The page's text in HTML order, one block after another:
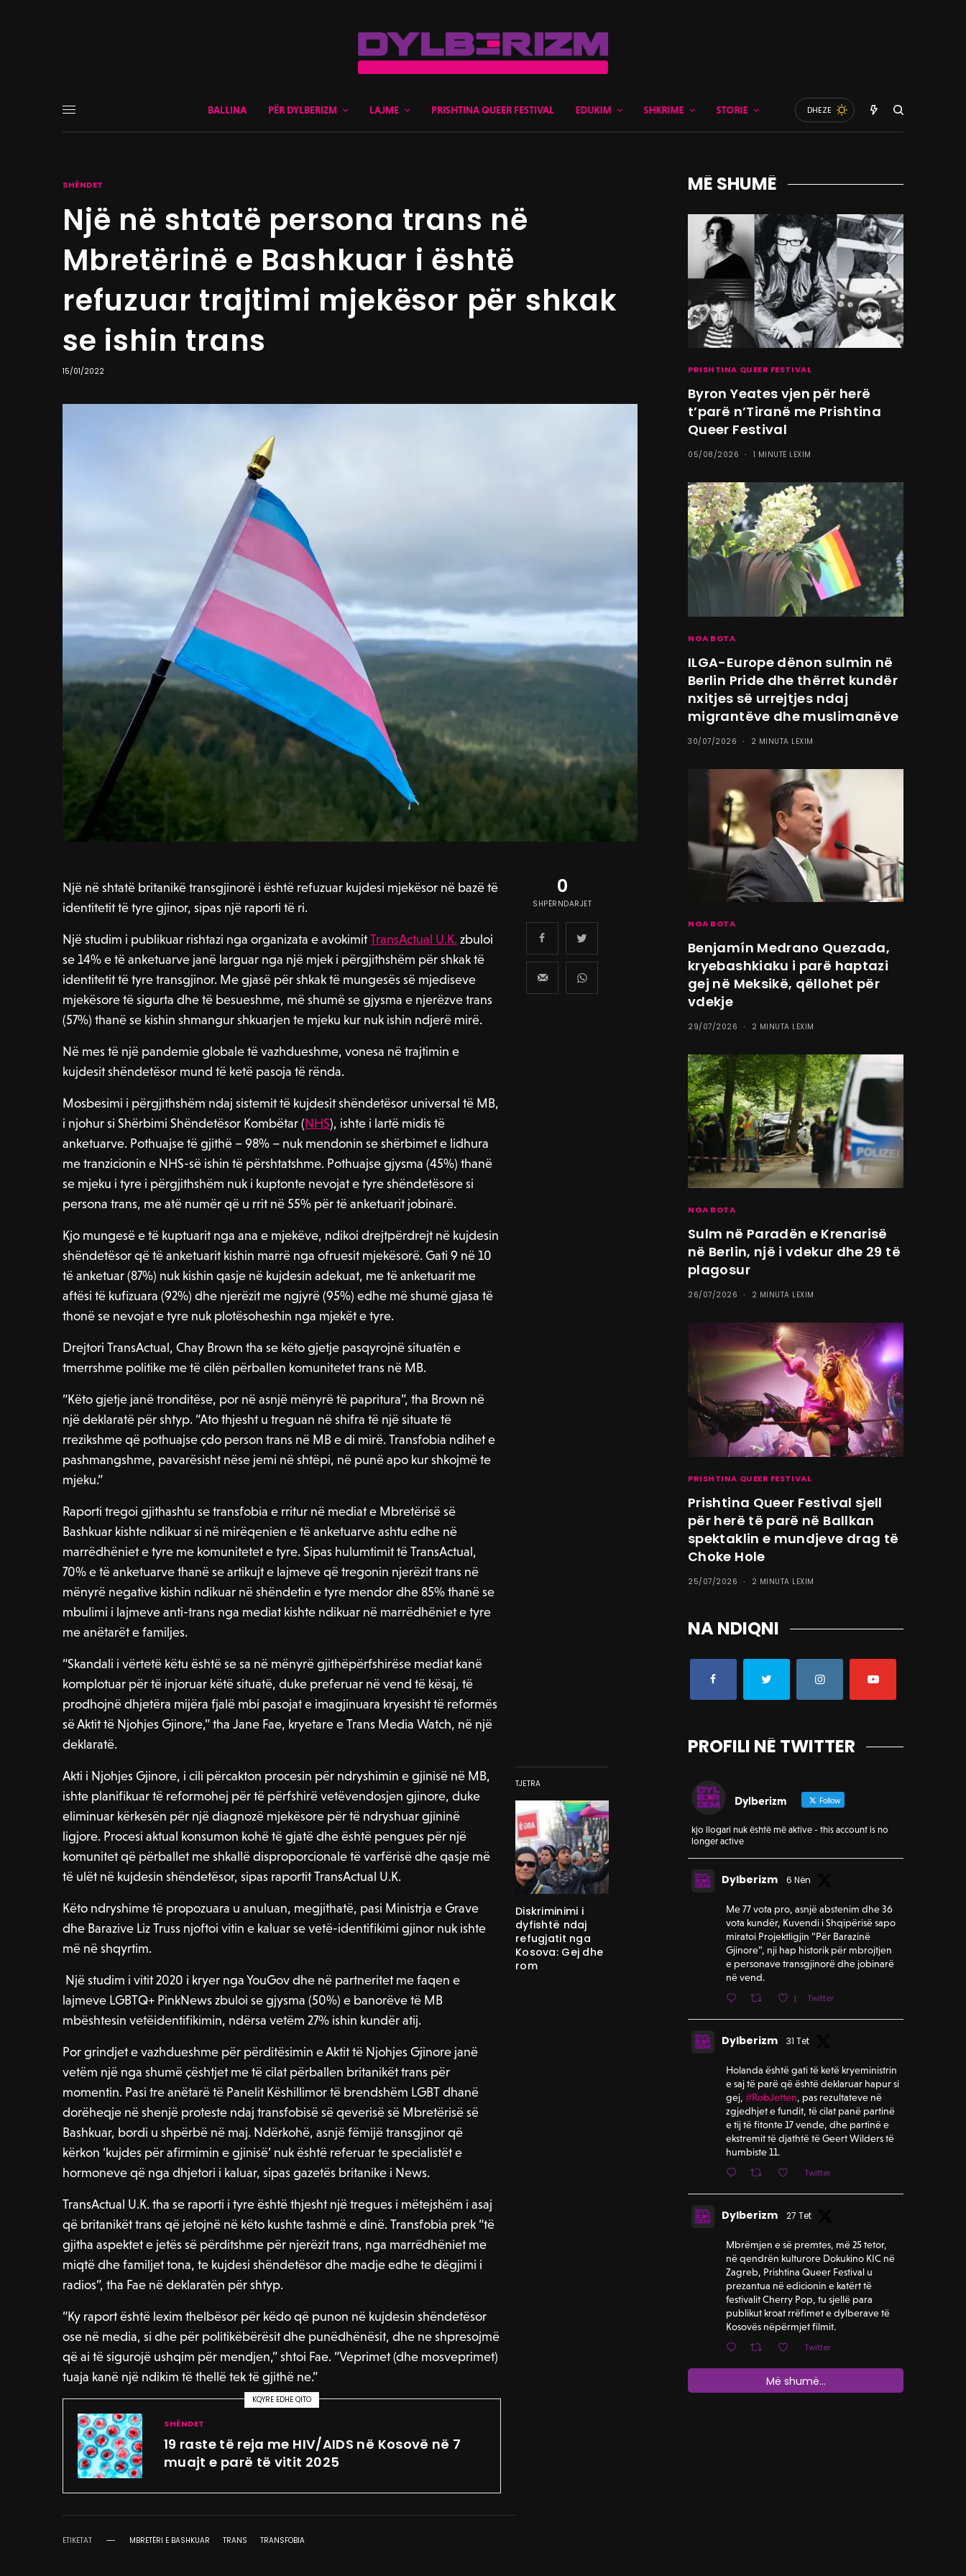
BALLINA PËR DYLBERIZM LAJME PRISHTINA QUEER FESTIVAL EDUKIM SHKRIME STORIE DHEZE
SHËNDET
Një në shtatë persona trans në
Mbretërinë e Bashkuar i është
refuzuar trajtimi mjekësor për shkak
se ishin trans
15/01/2022
Një në shtatë britanikë transgjinorë i është refuzuar kujdesi mjekësor në bazë të
identitetit të tyre gjinor, sipas një raporti të ri.
Një studim i publikuar rishtazi nga organizata e avokimitTransActual U.K.zbuloi
se 14% e të anketuarve janë larguar nga një mjek i përgjithshëm për shkak të
identitetit të tyre transgjinor. Me gjasë për shkak të mungesës së mjediseve
mjekësore të sigurta dhe të besueshme, më shumë se gjysma e njerëzve trans
(57%) thanë se kishin shmangur shkuarjen te mjeku kur nuk ishin ndjerë mirë.
Në mes të një pandemie globale të vazhdueshme, vonesa në trajtimin e
kujdesit shëndetësor mund të ketë pasoja të rënda.
Mosbesimi i përgjithshëm ndaj sistemit të kujdesit shëndetësor universal të MB,
i njohur si Shërbimi Shëndetësor Kombëtar (NHS), ishte i lartë midis të
anketuarve. Pothuajse të gjithë – 98% – nuk mendonin se shërbimet e lidhura
me tranzicionin e NHS-së ishin të përshtatshme. Pothuajse gjysma (45%) thanë
se mjeku i tyre i përgjithshëm nuk i kuptonte nevojat e tyre shëndetësore si
persona trans, me atë numër që u rrit në 55% për të anketuarit jobinarë.
Kjo mungesë e të kuptuarit nga ana e mjekëve, ndikoi drejtpërdrejt në kujdesin
shëndetësor që të anketuarit kishin marrë nga ofruesit mjekësorë. Gati 9 në 10
të anketuar (87%) nuk kishin qasje në kujdesin adekuat, me të anketuarit me
aftësi të kufizuara (92%) dhe njerëzit me ngjyrë (95%) edhe më shumë gjasa të
thonë se nevojat e tyre nuk plotësoheshin nga mjekët e tyre.
Drejtori TransActual, Chay Brown tha se këto gjetje pasqyrojnë situatën e
tmerrshme politike me të cilën përballen komunitetet trans në MB.
“Këto gjetje janë tronditëse, por në asnjë mënyrë të papritura”, tha Brown në
një deklaratë për shtyp. “Ato thjesht u treguan në shifra të një situate të
rrezikshme që pothuajse çdo person trans në MB e di mirë. Transfobia ndihet e
pashmangshme, pavarësisht nëse jemi në shtëpi, në punë apo kur shkojmë te
mjeku.”
Raporti tregoi gjithashtu se transfobia e rritur në mediat e Mbretërisë së
Bashkuar kishte ndikuar si në mirëqenien e të anketuarve ashtu edhe në
marrëdhëniet e tyre me komunitetet e tyre. Sipas hulumtimit të TransActual,
70% e të anketuarve thanë se artikujt e lajmeve që tregonin njerëzit trans në
mënyrë negative kishin ndikuar në shëndetin e tyre mendor dhe 85% thanë se
mbulimi i lajmeve anti-trans nga mediat kishte ndikuar në marrëdhëniet e tyre
me anëtarët e familjes.
“Skandali i vërtetë këtu është se sa në mënyrë gjithëpërfshirëse mediat kanë
komplotuar për të injoruar këtë situatë, duke preferuar në vend të kësaj, të
prodhojnë dhjetëra mijëra fjalë mbi pasojat e imagjinuara kryesisht të reformës
së Aktit të Njohjes Gjinore,” tha Jane Fae, kryetare e Trans Media Watch, në një
deklaratë.
Akti i Njohjes Gjinore, i cili përcakton procesin për ndryshimin e gjinisë në MB,
ishte planifikuar të reformohej për të përfshirë vetëvendosjen gjinore, duke
eliminuar kërkesën për një diagnozë mjekësore për të ndryshuar gjininë
ligjore. Procesi aktual konsumon kohë të gjatë dhe është pengues për një
komunitet që përballet me shkallë disproporcionale të varfërisë dhe qasje më
të ulët në kujdesin shëndetësor, sipas raportit TransActual U.K.
Këto ndryshime të propozuara u anuluan, megjithatë, pasi Ministrja e Grave
dhe Barazive Liz Truss njoftoi vitin e kaluar se vetë-identifikimi gjinor nuk ishte
më në shqyrtim.
Një studim i vitit 2020 i kryer nga YouGov dhe në partneritet me faqen e
lajmeve LGBTQ+ PinkNews zbuloi se gjysma (50%) e banorëve të MB
mbështesin vetëidentifikimin, ndërsa vetëm 27% ishin kundër atij.
Por grindjet e vazhdueshme për përditësimin e Aktit të Njohjes Gjinore janë
vetëm një nga shumë çështjet me të cilat përballen britanikët trans për
momentin. Pasi tre anëtarë të Panelit Këshillimor të brendshëm LGBT dhanë
dorëheqje në shenjë proteste ndaj transfobisë së qeverisë së Mbretërisë së
Bashkuar, bordi u shpërbë në maj. Ndërkohë, asnjë fëmijë transgjinor që
kërkon ‘kujdes për afirmimin e gjinisë’ nuk është referuar te specialistët e
hormoneve që nga dhjetori i kaluar, sipas gazetës britanike i News.
TransActual U.K. tha se raporti i tyre është thjesht një tregues i mëtejshëm i asaj
që britanikët trans që jetojnë në këto kushte tashmë e dinë. Transfobia prek “të
gjitha aspektet e jetës së përditshme për njerëzit trans, nga marrëdhëniet me
miqtë dhe familjet tona, te kujdesi shëndetësor dhe madje edhe te dëgjimi i
radios”, tha Fae në deklaratën për shtyp.
“Ky raport është lexim thelbësor për këdo që punon në kujdesin shëndetësor
ose në media, si dhe për politikëbërësit dhe punëdhënësit, dhe ne shpresojmë
që ai të sigurojë ushqim për mendjen,” shtoi Fae. “Veprimet (dhe mosveprimet)
tuaja kanë një ndikim të thellë tek të gjithë ne.”
KQYRE EDHE QITO
SHËNDET
19 raste të reja me HIV/AIDS në Kosovë në 7
muajt e parë të vitit 2025
ETIKETAT MBRETËRI E BASHKUAR TRANS TRANSFOBIA
0
SHPËRNDARJET
TJETRA
Diskriminimi i
dyfishtë ndaj
refugjatit nga
Kosova: Gej dhe
rom
MË SHUMË
PRISHTINA QUEER FESTIVAL
Byron Yeates vjen për herë
t’parë n’Tiranë me Prishtina
Queer Festival
05/08/2026 1 MINUTË LEXIM
NGA BOTA
ILGA-Europe dënon sulmin në
Berlin Pride dhe thërret kundër
nxitjes së urrejtjes ndaj
migrantëve dhe muslimanëve
30/07/2026 2 MINUTA LEXIM
NGA BOTA
Benjamín Medrano Quezada,
kryebashkiaku i parë haptazi
gej në Meksikë, qëllohet për
vdekje
29/07/2026 2 MINUTA LEXIM
NGA BOTA
Sulm në Paradën e Krenarisë
në Berlin, një i vdekur dhe 29 të
plagosur
26/07/2026 2 MINUTA LEXIM
PRISHTINA QUEER FESTIVAL
Prishtina Queer Festival sjell
për herë të parë në Ballkan
spektaklin e mundjeve drag të
Choke Hole
25/07/2026 2 MINUTA LEXIM
NA NDIQNI
PROFILI NË TWITTER
Dylberizm Follow
kjo llogari nuk është më aktive - this account is no
longer active
Dylberizm 6 Nën
Me 77 vota pro, asnjë abstenim dhe 36
vota kundër, Kuvendi i Shqipërisë sapo
miratoi Projektligjin “Për Barazinë
Gjinore”, nji hap historik për mbrojtjen
e personave transgjinorë dhe jobinarë
në vend.
1 Twitter
Dylberizm 31 Tet
Holanda është gati të ketë kryeministrin
e saj të parë që është deklaruar hapur si
gej,#RobJetten, pas rezultateve në
zgjedhjet e fundit, të cilat panë partinë
e tij të fitonte 17 vende, dhe partinë e
ekstremit të djathtë të Geert Wilders të
humbiste 11.
Twitter
Dylberizm 27 Tet
Mbrëmjen e së premtes, më 25 tetor,
në qendrën kulturore Dokukino KIC në
Zagreb, Prishtina Queer Festival u
prezantua në edicionin e katërt të
festivalit Cherry Pop, tu sjellë para
publikut kroat rrëfimet e dylberave të
Kosovës nëpërmjet filmit.
Twitter
Më shumë...